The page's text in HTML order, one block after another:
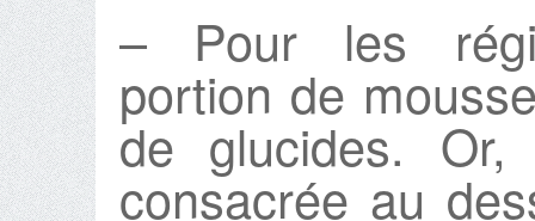
– Pour les
portion de
de glucides.
consacrée au